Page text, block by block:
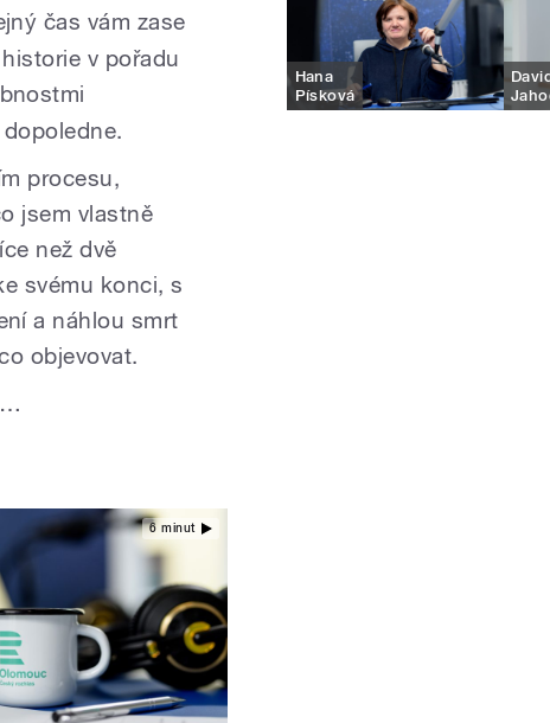
čas vám zase
v pořadu
procesu,
jsem vlastně
než dvě
svému konci, s
a náhlou smrt
objevovat.
6 minut
Hana
Písková